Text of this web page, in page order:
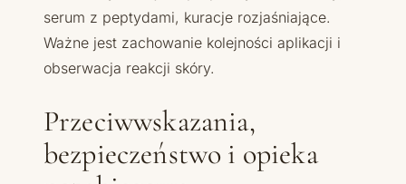
serum z peptydami, kuracje rozjaśniające.
Ważne jest zachowanie kolejności aplikacji i
obserwacja reakcji skóry.
Przeciwwskazania,
bezpieczeństwo i opieka